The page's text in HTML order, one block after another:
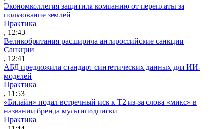
Экономколлегия защитила компанию от переплаты за
пользование землей
Практика
, 12:43
Великобритания расширила антироссийские санкции
Санкции
, 12:41
АБД предложила стандарт синтетических данных для ИИ-
моделей
Практика
, 11:53
«Билайн» подал встречный иск к Т2 из-за слова «микс» в
названии бренда мультиподписки
Практика